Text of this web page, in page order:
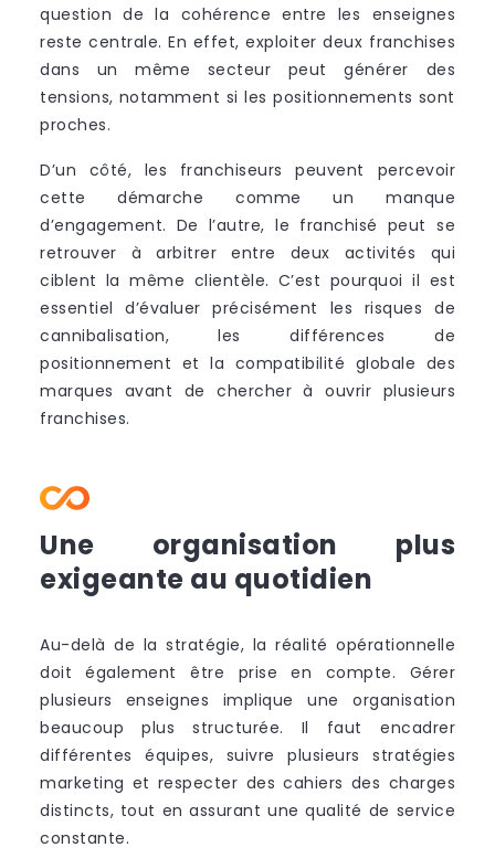
question de la cohérence entre les enseignes
reste centrale. En effet, exploiter deux franchises
dans un même secteur peut générer des
tensions, notamment si les positionnements sont
proches.
D’un côté, les franchiseurs peuvent percevoir
cette démarche comme un manque
d’engagement. De l’autre, le franchisé peut se
retrouver à arbitrer entre deux activités qui
ciblent la même clientèle. C’est pourquoi il est
essentiel d’évaluer précisément les risques de
cannibalisation, les différences de
positionnement et la compatibilité globale des
marques avant de chercher à ouvrir plusieurs
franchises.
Une organisation plus
exigeante au quotidien
Au-delà de la stratégie, la réalité opérationnelle
doit également être prise en compte. Gérer
plusieurs enseignes implique une organisation
beaucoup plus structurée. Il faut encadrer
différentes équipes, suivre plusieurs stratégies
marketing et respecter des cahiers des charges
distincts, tout en assurant une qualité de service
constante.